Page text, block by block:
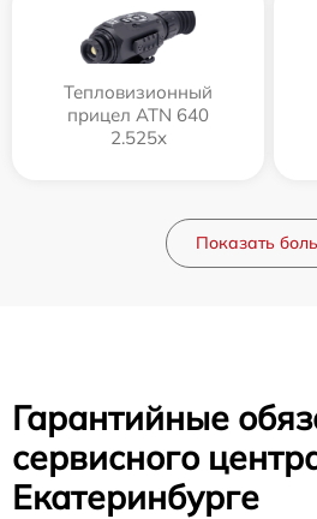
Тепловизионный
прицел ATN 640
2.525x
Показать
Гарантийные
сервисного
Екатеринбурге